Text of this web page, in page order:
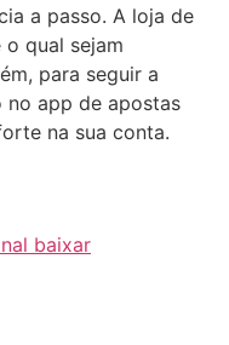
a passo. A loja de
qual sejam
para seguir a
no app de apostas
na sua conta.
baixar